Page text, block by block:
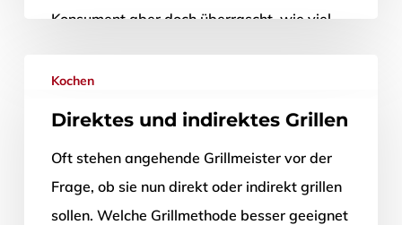
Konsument aber doch überrascht, wie viel
Kochen
Direktes und indirektes Grillen
Oft stehen angehende Grillmeister vor der
Frage, ob sie nun direkt oder indirekt grillen
sollen. Welche Grillmethode besser geeignet